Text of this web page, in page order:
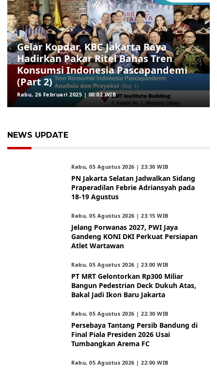
Gelar Kopdar, KBC Jakarta Raya
Hadirkan Pakar Ritel Bahas Tren
Konsumsi Indonesia Pascapandemi
(Part 2)
Rabu, 26 Februari 2025 | 00:02 WIB
NEWS UPDATE
Rabu, 05 Agustus 2026 | 23:30 WIB
PN Jakarta Selatan Jadwalkan Sidang
Praperadilan Febrie Adriansyah pada
18-19 Agustus
Rabu, 05 Agustus 2026 | 23:15 WIB
Jelang Porwanas 2027, PWI Jaya
Gandeng KONI DKI Perkuat Persiapan
Atlet Wartawan
Rabu, 05 Agustus 2026 | 23:00 WIB
PT MRT Gelontorkan Rp300 Miliar
Bangun Pedestrian Deck Dukuh Atas,
Bakal Jadi Ikon Baru Jakarta
Rabu, 05 Agustus 2026 | 22:30 WIB
Persebaya Tantang Persib Bandung di
Final Piala Presiden 2026 Usai
Tumbangkan Arema FC
Rabu, 05 Agustus 2026 | 22:00 WIB